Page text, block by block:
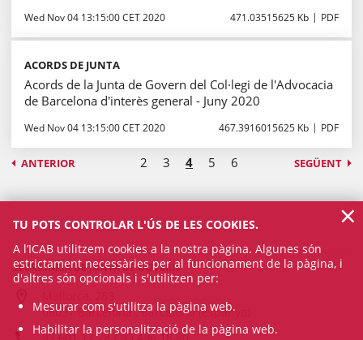
Wed Nov 04 13:15:00 CET 2020 471.03515625 Kb PDF
ACORDS DE JUNTA
Acords de la Junta de Govern del Col·legi de l'Advocacia
de Barcelona d'interès general - Juny 2020
Wed Nov 04 13:15:00 CET 2020 467.3916015625 Kb PDF
ANTERIOR 2 3 4 5 6 SEGÜENT
SECRETARIA DE JUNTA DE GOVERN
08037 Barcelona , Barcelona (Espanya)
TU POTS CONTROLAR L'ÚS DE LES COOKIES.
A l’ICAB utilitzem cookies a la nostra pàgina. Algunes són
estrictament necessàries per al funcionament de la pàgina, i
d'altres són opcionals i s'utilitzen per:
Mesurar com s'utilitza la pàgina web.
Habilitar la personalització de la pàgina web.
×